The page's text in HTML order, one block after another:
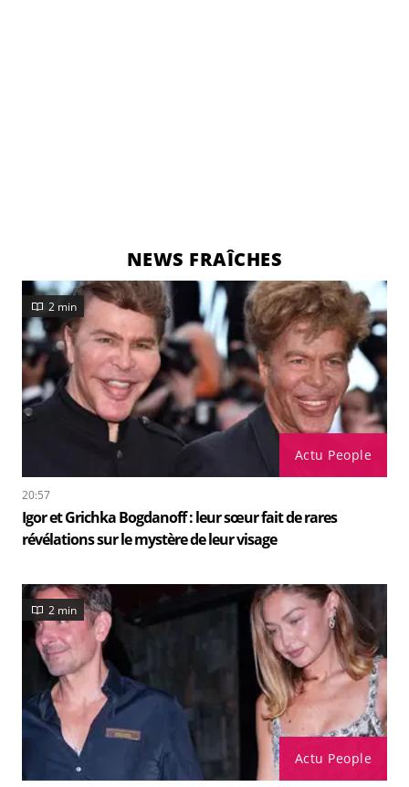
NEWS FRAÎCHES
Actu People
2 min
20:57
Igor et Grichka Bogdanoff : leur sœur fait de rares
révélations sur le mystère de leur visage
Actu People
2 min